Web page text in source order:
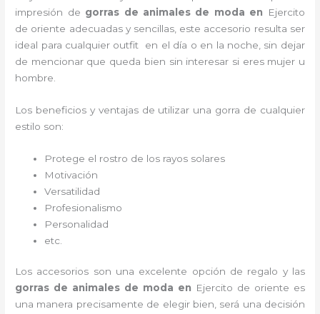
impresión de gorras de animales de moda en
Ejercito
de oriente adecuadas y sencillas, este accesorio resulta ser
ideal para cualquier outfit en el día o en la noche, sin dejar
de mencionar que queda bien sin interesar si eres mujer u
hombre.
Los beneficios y ventajas de utilizar una gorra de cualquier
estilo son:
Protege el rostro de los rayos solares
Motivación
Versatilidad
Profesionalismo
Personalidad
etc.
Los accesorios son una excelente opción de regalo y las
gorras de animales de moda en Ejercito de oriente es
una manera precisamente de elegir bien, será una decisión